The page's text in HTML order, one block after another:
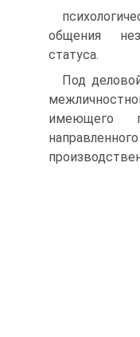
общения
статуса.
Под
имеющего